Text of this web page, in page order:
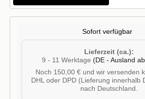
Sofort verfügbar
Lieferzeit (ca.):
9 - 11 Werktage (DE - Ausland
Noch 150,00 € und wir versenden
DHL oder DPD (Lieferung innerhalb
nach Deutschland.